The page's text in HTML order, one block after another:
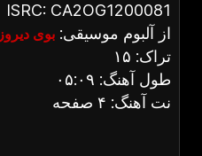
ISRC: CA2OG1200081
از آلبوم موسیقی: بوی دیروز 15
تراک: ۱۵
طول آهنگ: ۰۵:۰۹
نت آهنگ: ۴ صفحه